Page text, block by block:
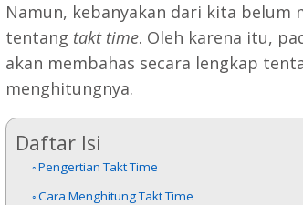
Namun, kebanyakan dari kita belum
tentang takt time. Oleh karena itu,
akan membahas secara lengkap
menghitungnya.
Daftar Isi
Pengertian Takt Time
Cara Menghitung Takt Time